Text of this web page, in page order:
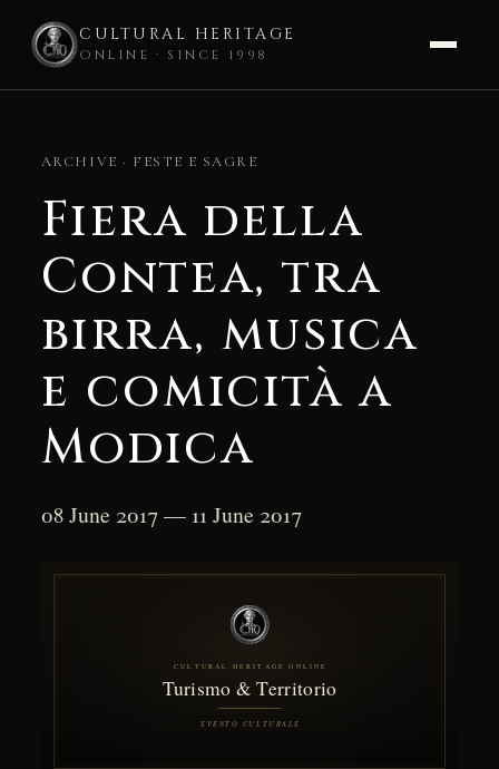
CULTURAL HERITAGE
ONLINE · SINCE 1998
contentARCHIVE · FESTE E SAGRE
Fiera della
Contea, tra
birra, musica
e comicità a
Modica
08 June 2017 — 11 June 2017